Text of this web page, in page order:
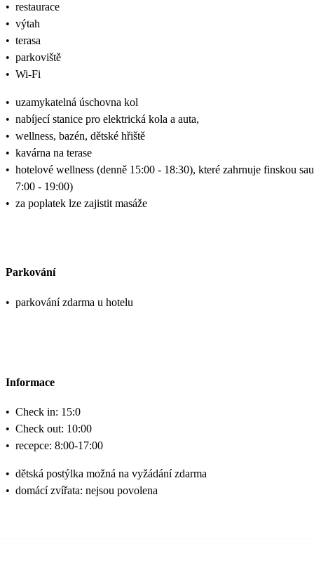
• restaurace
• výtah
• terasa
• parkoviště
• Wi-Fi
• uzamykatelná úschovna kol
• nabíjecí stanice pro elektrická kola a auta,
• wellness, bazén, dětské hřiště
• kavárna na terase
• hotelové wellness (denně 15:00 - 18:30), které zahrnuje finskou
7:00 - 19:00)
• za poplatek lze zajistit masáže
Parkování
• parkování zdarma u hotelu
Informace
• Check in: 15:0
• Check out: 10:00
• recepce: 8:00-17:00
• dětská postýlka možná na vyžádání zdarma
• domácí zvířata: nejsou povolena